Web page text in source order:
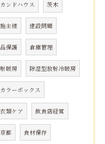
ンドハウス 茨木
主様 建設問題
保護 倉庫管理
暖房 除湿型放射冷暖房
カラーボックス
衣類ケア 飲食店経営
都 食材保存